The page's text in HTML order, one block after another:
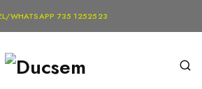
WHATSAPP 735 1252523